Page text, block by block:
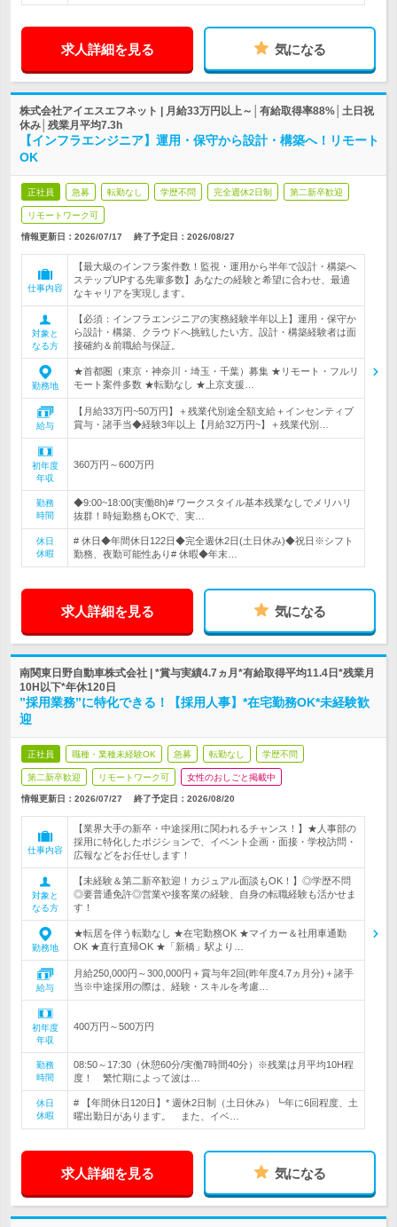
求人詳細を見る 気になる
株式会社アイエスエフネット | 月給33万円以上～│有給取得率88%│土日祝
休み│残業月平均7.3h
【インフラエンジニア】運用・保守から設計・構築へ！リモート
OK
正社員 急募 転勤なし 学歴不問 完全週休2日制 第二新卒歓迎
リモートワーク可
情報更新日：2026/07/17 終了予定日： 2026/08/27
仕事内容
【最大級のインフラ案件数！監視・運用から半年で設計・構築へ
ステップUPする先輩多数】あなたの経験と希望に合わせ、最適
なキャリアを実現します。
対象と
なる方
【必須：インフラエンジニアの実務経験半年以上】運用・保守か
ら設計・構築、クラウドへ挑戦したい方。設計・構築経験者は面
接確約＆前職給与保証。
勤務地
★首都圏（東京・神奈川・埼玉・千葉）募集 ★リモート・フルリ
モート案件多数 ★転勤なし ★上京支援…
給与
【月給33万円~50万円】＋残業代別途全額支給＋インセンティブ
賞与・諸手当◆経験3年以上【月給32万円~】＋残業代別…
初年度
年収
360万円～600万円
勤務
時間
◆9:00~18:00(実働8h)# ワークスタイル基本残業なしでメリハリ
抜群！時短勤務もOKで、実…
休日
休暇
# 休日◆年間休日122日◆完全週休2日(土日休み)◆祝日※シフト
勤務、夜勤可能性あり# 休暇◆年末…
求人詳細を見る 気になる
南関東日野自動車株式会社 | *賞与実績4.7ヵ月*有給取得平均11.4日*残業月
10H以下*年休120日
”採用業務”に特化できる！【採用人事】*在宅勤務OK*未経験歓
迎
正社員 職種・業種未経験OK 急募 転勤なし 学歴不問
第二新卒歓迎 リモートワーク可 女性のおしごと掲載中
情報更新日：2026/07/27 終了予定日： 2026/08/20
仕事内容
【業界大手の新卒・中途採用に関われるチャンス！】★人事部の
採用に特化したポジションで、イベント企画・面接・学校訪問・
広報などをお任せします！
対象と
なる方
【未経験＆第二新卒歓迎！カジュアル面談もOK！】◎学歴不問
◎要普通免許◎営業や接客業の経験、自身の転職経験も活かせま
す！
勤務地
★転居を伴う転勤なし ★在宅勤務OK ★マイカー＆社用車通勤
OK ★直行直帰OK ★「新橋」駅より…
給与
月給250,000円～300,000円＋賞与年2回(昨年度4.7ヵ月分)＋諸手
当※中途採用の際は、経験・スキルを考慮…
初年度
年収
400万円～500万円
勤務
時間
08:50～17:30（休憩60分/実働7時間40分）※残業は月平均10H程
度！ 繁忙期によって波は…
休日
休暇
# 【年間休日120日】* 週休2日制（土日休み）┗年に6回程度、土
曜出勤日があります。 また、イベ…
求人詳細を見る 気になる